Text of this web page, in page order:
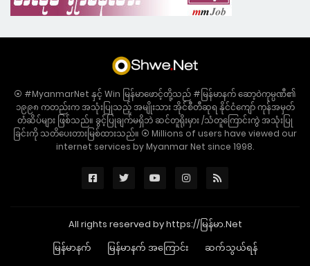
⦿ #MyanmarNet နှင့် Win မြန်မာဖောင့်တို့သည် #မြန်မာနက် ဆော့ဝဲကုမ္ပဏီ၏
၁၉၉၈ ကတည်းက အသုံးပြုသည့် အမျိုးသား အိုင်စီတီဆုရ နိုင်ငံကျော် ကုန်အမှတ်
တံဆိပ်များ ဖြစ်သည်။ ခွင့်ပြုချက်မရှိဘဲ ဆင်တူရိုးမှား /သံတူကြောင်းကွဲ အသုံးပြု
ခြင်းကို သတိပေးတားမြစ်ထားသည်။ ⦿ Millions of users have viewed our
internet services by Myanmar Net since 1998.
All rights reserved by https://မြန်မာ.Net
မြန်မာနက်
မြန်မာနက် အကြောင်း ဆက်သွယ်ရန်